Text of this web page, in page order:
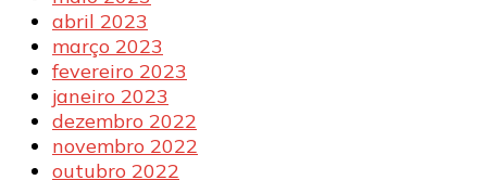
abril 2023
março 2023
fevereiro 2023
janeiro 2023
dezembro 2022
novembro 2022
outubro 2022